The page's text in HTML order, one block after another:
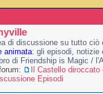
di discussione su tutto ciò
animata: gli episodi, notizie
di Friendship is Magic /
Il Castello
Episodi